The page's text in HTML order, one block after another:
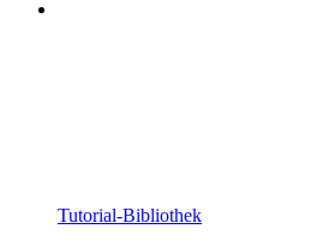
Tutorial-Bibliothek